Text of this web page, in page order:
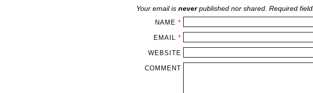
Your email is neverpublished nor shared. Required
NAME *
EMAIL *
WEBSITE
COMMENT